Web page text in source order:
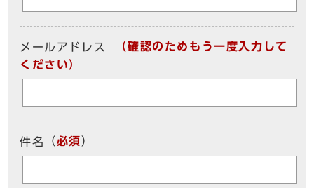
メールアドレス
（確認のためもう一度入力して
ください）
件名 （必須）